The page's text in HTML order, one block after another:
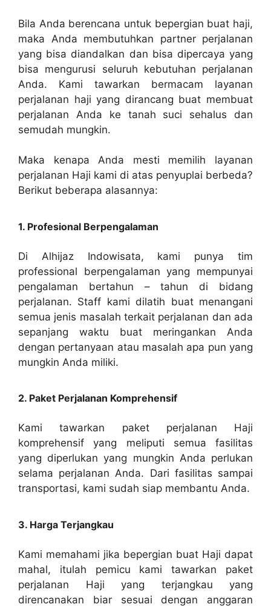
Bila Anda berencana untuk bepergian buat haji,
maka Anda membutuhkan partner perjalanan
yang bisa diandalkan dan bisa dipercaya yang
bisa mengurusi seluruh kebutuhan perjalanan
Anda. Kami tawarkan bermacam layanan
perjalanan haji yang dirancang buat membuat
perjalanan Anda ke tanah suci sehalus dan
semudah mungkin.
Maka kenapa Anda mesti memilih layanan
perjalanan Haji kami di atas penyuplai berbeda?
Berikut beberapa alasannya:
1. Profesional Berpengalaman
Di Alhijaz Indowisata, kami punya tim
professional berpengalaman yang mempunyai
pengalaman bertahun – tahun di bidang
perjalanan. Staff kami dilatih buat menangani
semua jenis masalah terkait perjalanan dan ada
sepanjang waktu buat meringankan Anda
dengan pertanyaan atau masalah apa pun yang
mungkin Anda miliki.
2. Paket Perjalanan Komprehensif
Kami tawarkan paket perjalanan Haji
komprehensif yang meliputi semua fasilitas
yang diperlukan yang mungkin Anda perlukan
selama perjalanan Anda. Dari fasilitas sampai
transportasi, kami sudah siap membantu Anda.
3. Harga Terjangkau
Kami memahami jika bepergian buat Haji dapat
mahal, itulah pemicu kami tawarkan paket
perjalanan Haji yang terjangkau yang
direncanakan biar sesuai dengan anggaran